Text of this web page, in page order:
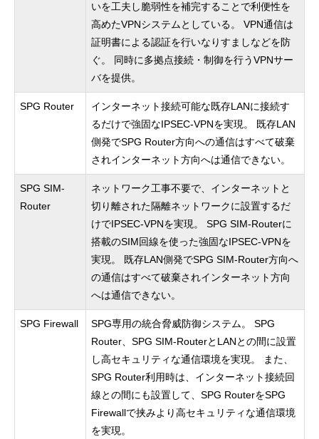
いを工夫し脆弱性を補完することで利便性を
高めたVPNシステムとしている。 VPN通信は
証明書による認証を行いなりすましなどを防
ぐ。 同時に多拠点接続・制御を行うVPNサー
バを提供。
SPG Router
インターネット接続可能な既存LANに接続す
るだけで強固なIPSEC-VPNを実現。 既存LAN
側発でSPG Router方向への通信はすべて破棄
されインターネット方向へは通信できない。
SPG SIM-
Router
ネットワーク工事不要で、インターネットと
切り離された隔離ネットワークに設置するだ
けでIPSEC-VPNを実現。 SPG SIM-Routerに
搭載のSIM回線を使った強固なIPSEC-VPNを
実現。 既存LAN側発でSPG SIM-Router方向へ
の通信はすべて破棄されインターネット方向
へは通信できない。
SPG Firewall
SPG専用の統合脅威防御システム。 SPG
Router、SPG SIM-RouterとLANとの間に設置
し高セキュリティな通信環境を実現。 また、
SPG Router利用時は、インターネット接続回
線との間にも設置して、SPG RouterをSPG
Firewallで挟みより高セキュリティな通信環境
を実現。